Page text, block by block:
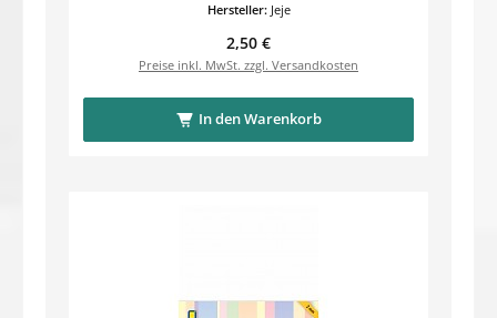
Hersteller: Jeje
Regulärer Preis:
2,50 €
Preise inkl. MwSt. zzgl. Versandkosten
In den Warenkorb